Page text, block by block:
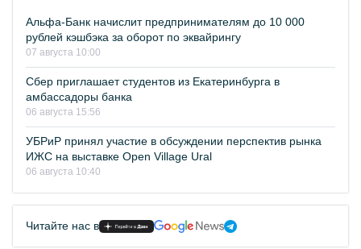
Альфа-Банк начислит предпринимателям до 10 000
рублей кэшбэка за оборот по эквайрингу
07 августа 10:00
Сбер приглашает студентов из Екатеринбурга в
амбассадоры банка
06 августа 15:56
УБРиР принял участие в обсуждении перспектив рынка
ИЖС на выставке Open Village Ural
06 августа 10:40
Читайте нас в